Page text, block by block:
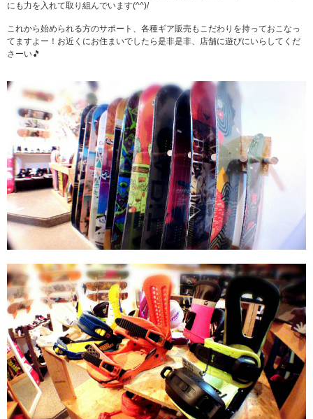
にも力を入れて取り組んでいます(^^)/
これから始められる方のサポート、各種ギア販売もこだわりを持っておこなっ
てますよー！お近くにお住まいでしたら是非是非、店舗に遊びにいらしてくだ
さーい🎵